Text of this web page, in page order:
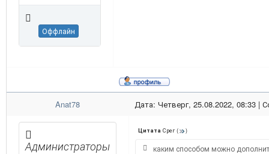
Оффлайн
Anat78 Дата: Четверг, 25.08.2022, 08:33 |
Администраторы
Цитата Срег( )
каким способом можно